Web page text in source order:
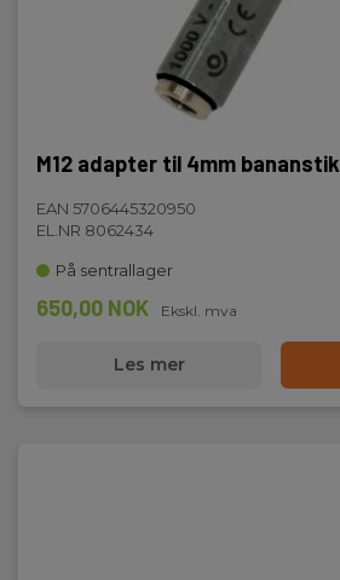
M12 adapter til 4mm bananstik
EAN 5706445320950
EL.NR 8062434
På sentrallager
650,00 NOK Ekskl. mva
Les mer